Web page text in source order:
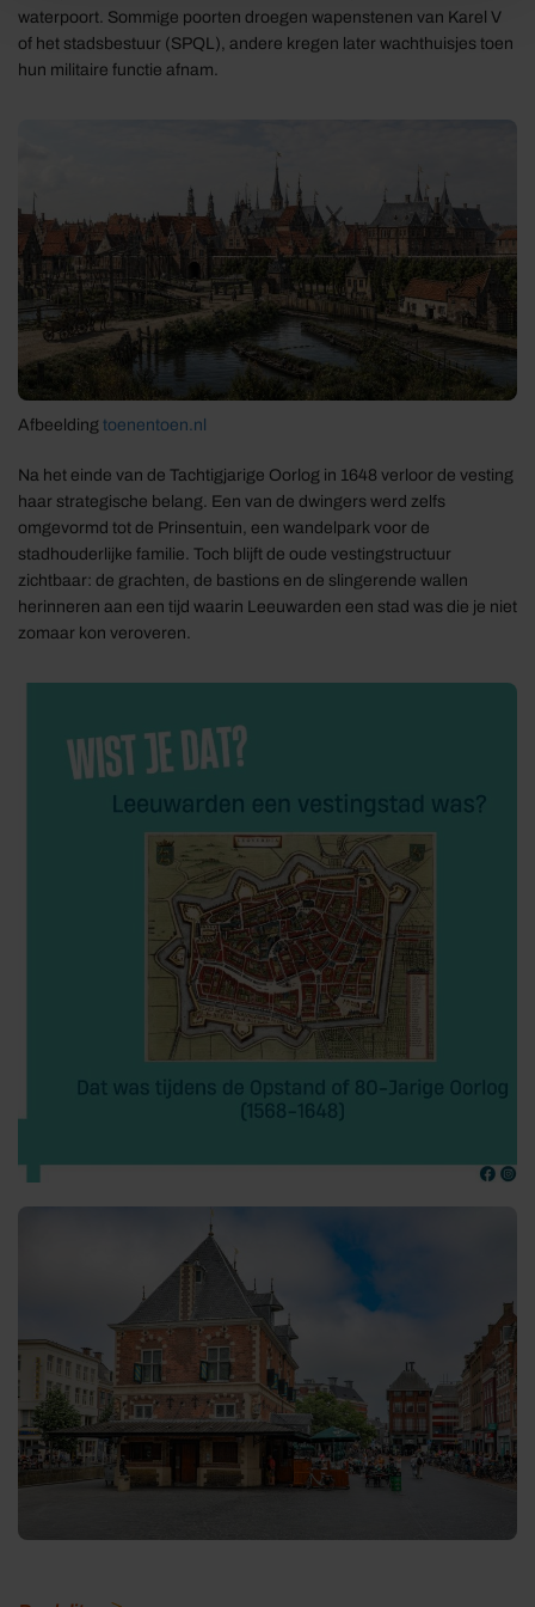
waterpoort. Sommige poorten droegen wapenstenen van Karel V
of het stadsbestuur (SPQL), andere kregen later wachthuisjes toen
hun militaire functie afnam.
Afbeelding toenentoen.nl
Na het einde van de Tachtigjarige Oorlog in 1648 verloor de vesting
haar strategische belang. Een van de dwingers werd zelfs
omgevormd tot de Prinsentuin, een wandelpark voor de
stadhouderlijke familie. Toch blijft de oude vestingstructuur
zichtbaar: de grachten, de bastions en de slingerende wallen
herinneren aan een tijd waarin Leeuwarden een stad was die je niet
zomaar kon veroveren.